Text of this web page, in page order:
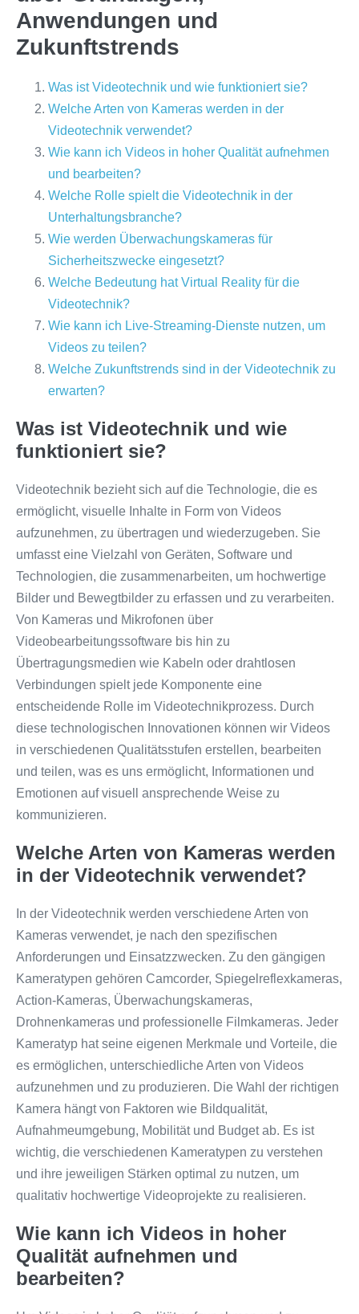
Anwendungen und
Zukunftstrends
Was ist Videotechnik und wie funktioniert sie?
Welche Arten von Kameras werden in der
Videotechnik verwendet?
Wie kann ich Videos in hoher Qualität aufnehmen
und bearbeiten?
Welche Rolle spielt die Videotechnik in der
Unterhaltungsbranche?
Wie werden Überwachungskameras für
Sicherheitszwecke eingesetzt?
Welche Bedeutung hat Virtual Reality für die
Videotechnik?
Wie kann ich Live-Streaming-Dienste nutzen, um
Videos zu teilen?
Welche Zukunftstrends sind in der Videotechnik zu
erwarten?
Was ist Videotechnik und wie
funktioniert sie?
Videotechnik bezieht sich auf die Technologie, die es
ermöglicht, visuelle Inhalte in Form von Videos
aufzunehmen, zu übertragen und wiederzugeben. Sie
umfasst eine Vielzahl von Geräten, Software und
Technologien, die zusammenarbeiten, um hochwertige
Bilder und Bewegtbilder zu erfassen und zu verarbeiten.
Von Kameras und Mikrofonen über
Videobearbeitungssoftware bis hin zu
Übertragungsmedien wie Kabeln oder drahtlosen
Verbindungen spielt jede Komponente eine
entscheidende Rolle im Videotechnikprozess. Durch
diese technologischen Innovationen können wir Videos
in verschiedenen Qualitätsstufen erstellen, bearbeiten
und teilen, was es uns ermöglicht, Informationen und
Emotionen auf visuell ansprechende Weise zu
kommunizieren.
Welche Arten von Kameras werden
in der Videotechnik verwendet?
In der Videotechnik werden verschiedene Arten von
Kameras verwendet, je nach den spezifischen
Anforderungen und Einsatzzwecken. Zu den gängigen
Kameratypen gehören Camcorder, Spiegelreflexkameras,
Action-Kameras, Überwachungskameras,
Drohnenkameras und professionelle Filmkameras. Jeder
Kameratyp hat seine eigenen Merkmale und Vorteile, die
es ermöglichen, unterschiedliche Arten von Videos
aufzunehmen und zu produzieren. Die Wahl der richtigen
Kamera hängt von Faktoren wie Bildqualität,
Aufnahmeumgebung, Mobilität und Budget ab. Es ist
wichtig, die verschiedenen Kameratypen zu verstehen
und ihre jeweiligen Stärken optimal zu nutzen, um
qualitativ hochwertige Videoprojekte zu realisieren.
Wie kann ich Videos in hoher
Qualität aufnehmen und
bearbeiten?